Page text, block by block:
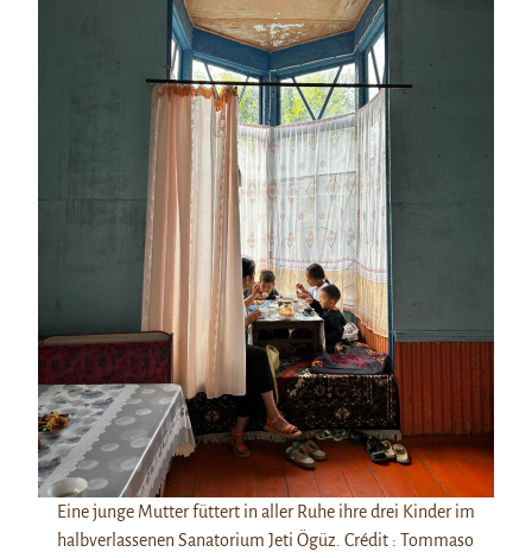
Eine junge Mutter füttert in aller Ruhe ihre drei Kinder im
halbverlassenen Sanatorium Jeti Ögüz. Crédit : Tommaso